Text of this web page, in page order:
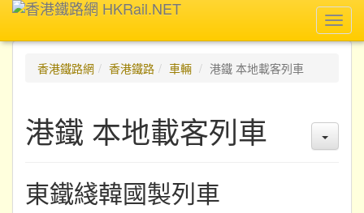
香港鐵路網
香港鐵路 車輛 港鐵 本地載客列車
港鐵 本地載客列車
東鐵綫韓國製列車